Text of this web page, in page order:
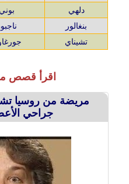
دلهي
بوني
بنغالور
تشيناي
اقرأ قصص
مريضة من روسيا
جراحي